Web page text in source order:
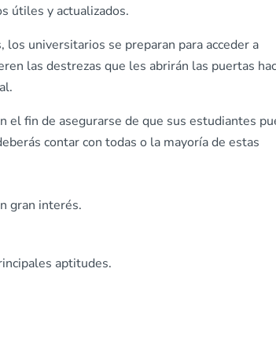
útiles y actualizados.
universitarios se preparan para acceder a
las destrezas que les abrirán las puertas
el fin de asegurarse de que sus estudiantes
contar con todas o la mayoría de estas
gran interés.
aptitudes.